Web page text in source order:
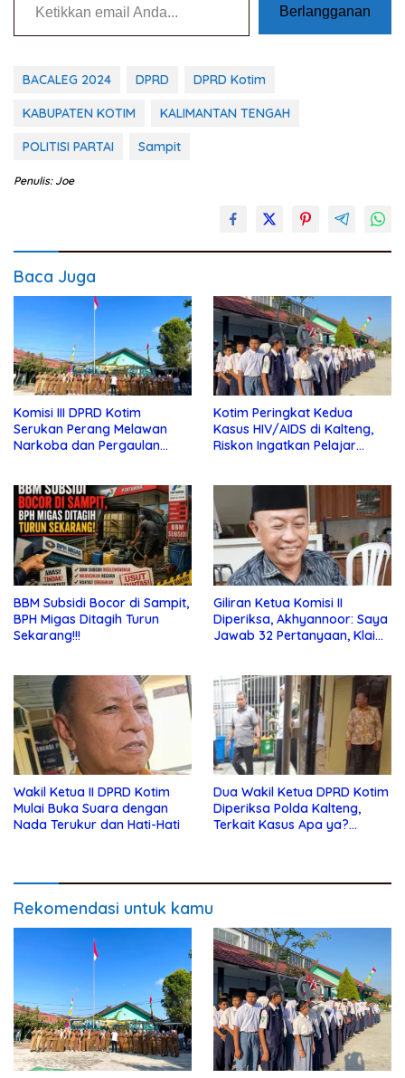
Berlangganan
BACALEG 2024 DPRD DPRD Kotim
KABUPATEN KOTIM KALIMANTAN TENGAH
POLITISI PARTAI Sampit
Penulis: Joe
Baca Juga
Komisi III DPRD Kotim
Serukan Perang Melawan
Narkoba dan Pergaulan
Kotim Peringkat Kedua
Kasus HIV/AIDS di Kalteng,
Riskon Ingatkan Pelajar
BBM Subsidi Bocor di Sampit,
BPH Migas Ditagih Turun
Sekarang!!!
Giliran Ketua Komisi II
Diperiksa, Akhyannoor: Saya
Jawab 32 Pertanyaan, Klaim
Wakil Ketua II DPRD Kotim
Mulai Buka Suara dengan
Nada Terukur dan Hati-Hati
Dua Wakil Ketua DPRD Kotim
Diperiksa Polda Kalteng,
Terkait Kasus Apa ya?…
Rekomendasi untuk kamu